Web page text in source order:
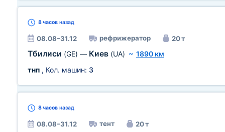
8 часов назад
08.08–31.12 рефрижератор 20 т
Тбилиси (GE) — Киев (UA) ~ 1890 км
тнп , Кол. машин: 3
8 часов назад
08.08–31.12 тент 20 т